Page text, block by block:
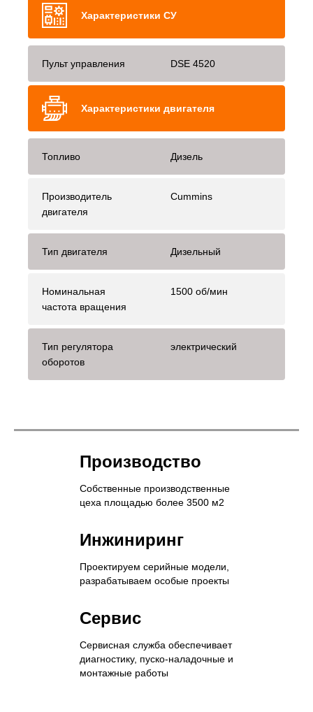
Характеристики СУ
Пульт управления DSE 4520
Характеристики двигателя
Топливо Дизель
Производитель
двигателя
Cummins
Тип двигателя Дизельный
Номинальная
частота вращения
1500 об/мин
Тип регулятора
оборотов
электрический
Производство
Собственные производственные
цеха площадью более 3500 м2
Инжиниринг
Проектируем серийные модели,
разрабатываем особые проекты
Сервис
Сервисная служба обеспечивает
диагностику, пуско-наладочные и
монтажные работы